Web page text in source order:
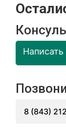
Написать
8 (843)